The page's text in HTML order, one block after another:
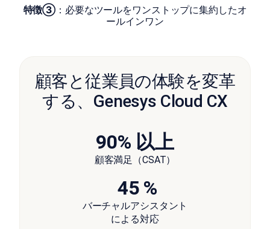
特徴➂ ：必要なツールをワンストップに集約したオ
ールインワン
顧客と従業員の体験を変革
する、Genesys Cloud CX
90% 以上
顧客満足（CSAT）
45 %
バーチャルアシスタント
による対応